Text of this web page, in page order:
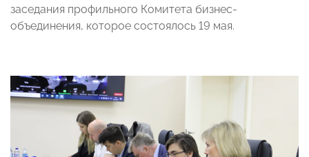
заседания профильного Комитета бизнес-
объединения, которое состоялось 19 мая.